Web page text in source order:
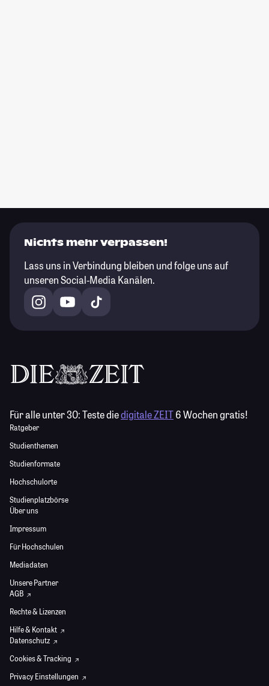
Nichts mehr verpassen!
Lass uns in Verbindung bleiben und folge uns auf
unseren Social-Media Kanälen.
Für alle unter 30:Teste diedigitale ZEIT6 Wochen gratis!
Ratgeber
Studienthemen
Studienformate
Hochschulorte
Studienplatzbörse
Über uns
Impressum
Für Hochschulen
Mediadaten
Unsere Partner
AGB
Rechte & Lizenzen
Hilfe & Kontakt
Datenschutz
Cookies & Tracking
Privacy Einstellungen